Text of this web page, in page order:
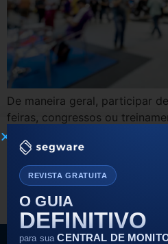
De maneira geral, participar
feiras, congressos ou
conhecimentos e desenvolver
Quando associados ao
eletrônica são também uma
sua ideia de negócio e ajustá-
momento. Visto que […]
REVISTA GRATUITA
O GUIA
DEFINITIVO
para sua CENTRAL DE